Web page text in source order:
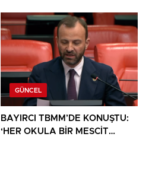
BULUŞUYOR
GÜNCEL
BAYIRCI TBMM’DE KONUŞTU:
‘HER OKULA BİR MESCİT